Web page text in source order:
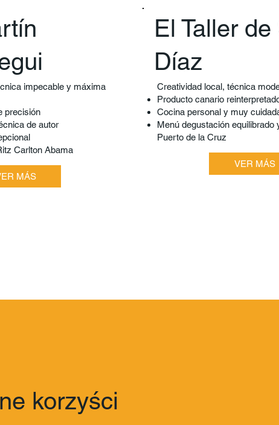
impecable y máxima
precisión
de autor
Carlton Abama
MÁS
El Taller de
Díaz
Creatividad local, técnica
Producto canario
Cocina personal y muy
Menú degustación equilibrado
Puerto de la Cruz
VER MÁS
korzyści